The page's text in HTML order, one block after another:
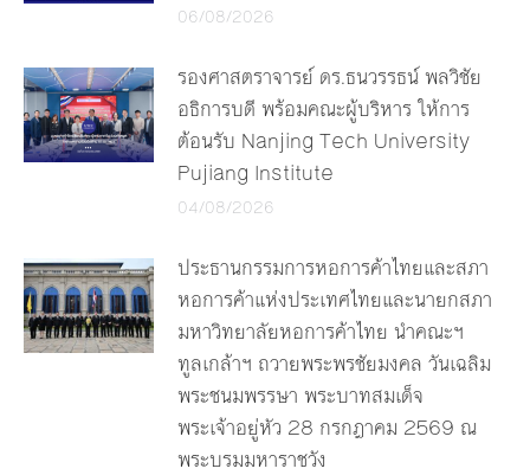
06/08/2026
รองศาสตราจารย์ ดร.ธนวรรธน์ พลวิชัย
อธิการบดี พร้อมคณะผู้บริหาร ให้การ
ต้อนรับ Nanjing Tech University
Pujiang Institute
04/08/2026
ประธานกรรมการหอการค้าไทยและสภา
หอการค้าแห่งประเทศไทยและนายกสภา
มหาวิทยาลัยหอการค้าไทย นำคณะฯ
ทูลเกล้าฯ ถวายพระพรชัยมงคล วันเฉลิม
พระชนมพรรษา พระบาทสมเด็จ
พระเจ้าอยู่หัว 28 กรกฎาคม 2569 ณ
พระบรมมหาราชวัง